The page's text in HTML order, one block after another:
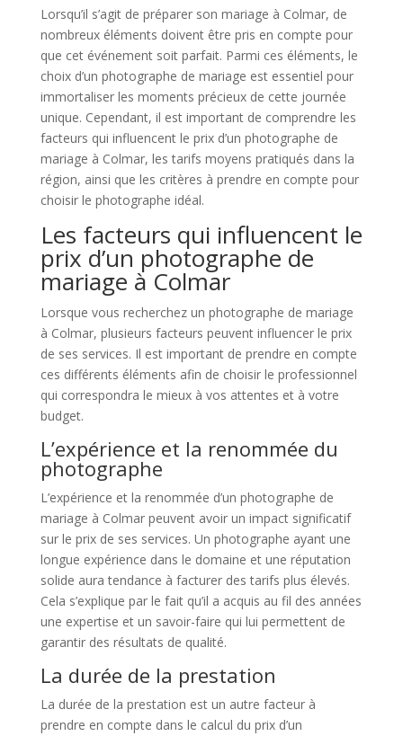
Lorsqu’il s’agit de préparer son mariage à Colmar, de
nombreux éléments doivent être pris en compte pour
que cet événement soit parfait. Parmi ces éléments, le
choix d’un photographe de mariage est essentiel pour
immortaliser les moments précieux de cette journée
unique. Cependant, il est important de comprendre les
facteurs qui influencent le prix d’un photographe de
mariage à Colmar, les tarifs moyens pratiqués dans la
région, ainsi que les critères à prendre en compte pour
choisir le photographe idéal.
Les facteurs qui influencent le
prix d’un photographe de
mariage à Colmar
Lorsque vous recherchez un photographe de mariage
à Colmar, plusieurs facteurs peuvent influencer le prix
de ses services. Il est important de prendre en compte
ces différents éléments afin de choisir le professionnel
qui correspondra le mieux à vos attentes et à votre
budget.
L’expérience et la renommée du
photographe
L’expérience et la renommée d’un photographe de
mariage à Colmar peuvent avoir un impact significatif
sur le prix de ses services. Un photographe ayant une
longue expérience dans le domaine et une réputation
solide aura tendance à facturer des tarifs plus élevés.
Cela s’explique par le fait qu’il a acquis au fil des années
une expertise et un savoir-faire qui lui permettent de
garantir des résultats de qualité.
La durée de la prestation
La durée de la prestation est un autre facteur à
prendre en compte dans le calcul du prix d’un